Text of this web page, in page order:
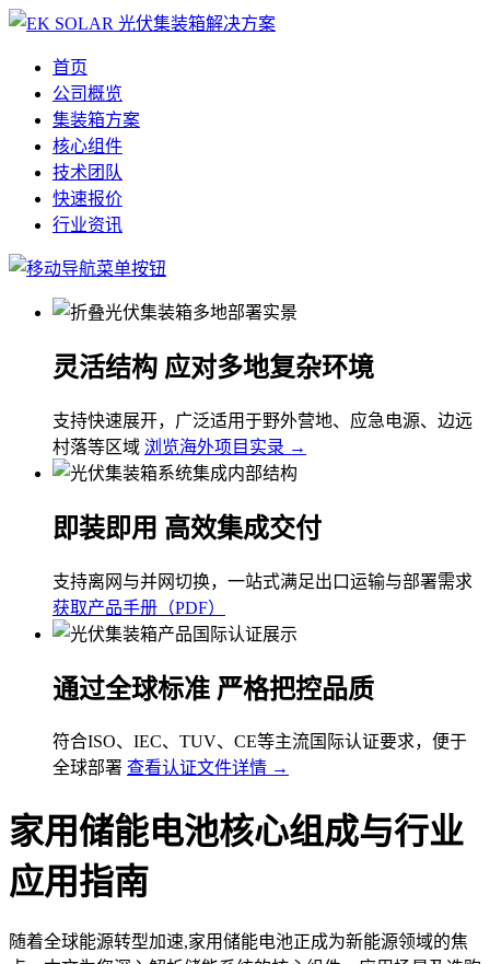
首页
公司概览
集装箱方案
核心组件
技术团队
快速报价
行业资讯
灵活结构 应对多地复杂环境
支持快速展开，广泛适用于野外营地、应急电源、边远
村落等区域 浏览海外项目实录 →
即装即用 高效集成交付
支持离网与并网切换，一站式满足出口运输与部署需求
获取产品手册（PDF）
通过全球标准 严格把控品质
符合ISO、IEC、TUV、CE等主流国际认证要求，便于
全球部署 查看认证文件详情 →
家用储能电池核心组成与行业
应用指南
随着全球能源转型加速,家用储能电池正成为新能源领域的焦